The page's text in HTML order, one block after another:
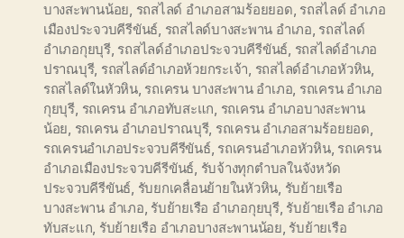
บางสะพานน้อย, รถสไลด์ อำเภอสามร้อยยอด, รถสไลด์ อำเภอ
เมืองประจวบคีรีขันธ์, รถสไลด์บางสะพาน อำเภอ, รถสไลด์
อำเภอกุยบุรี, รถสไลด์อำเภอประจวบคีรีขันธ์, รถสไลด์อำเภอ
ปราณบุรี, รถสไลด์อำเภอห้วยกระเจ้า, รถสไลด์อำเภอหัวหิน,
รถสไลด์ในหัวหิน, รถเครน บางสะพาน อำเภอ, รถเครน อำเภอ
กุยบุรี, รถเครน อำเภอทับสะแก, รถเครน อำเภอบางสะพาน
น้อย, รถเครน อำเภอปราณบุรี, รถเครน อำเภอสามร้อยยอด,
รถเครนอำเภอประจวบคีรีขันธ์, รถเครนอำเภอหัวหิน, รถเครน
อำเภอเมืองประจวบคีรีขันธ์, รับจ้างทุกตำบลในจังหวัด
ประจวบคีรีขันธ์, รับยกเคลื่อนย้ายในหัวหิน, รับย้ายเรือ
บางสะพาน อำเภอ, รับย้ายเรือ อำเภอกุยบุรี, รับย้ายเรือ อำเภอ
ทับสะแก, รับย้ายเรือ อำเภอบางสะพานน้อย, รับย้ายเรือ